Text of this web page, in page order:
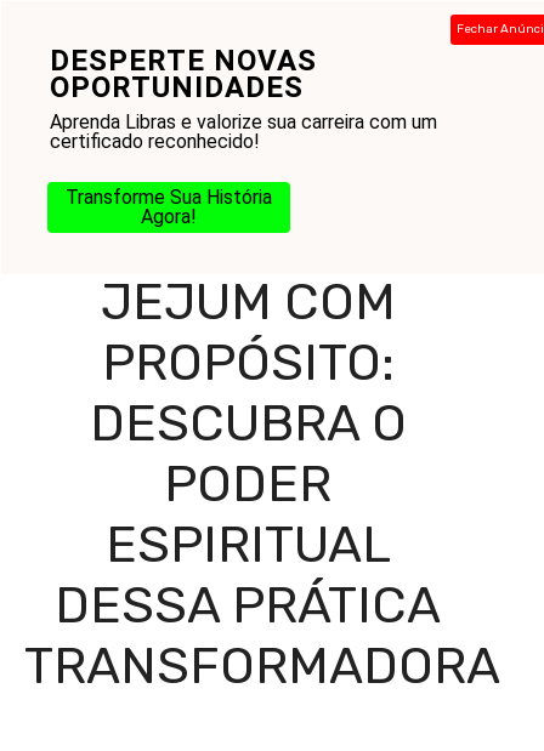
DESPERTE NOVAS
OPORTUNIDADES
Aprenda Libras e valorize sua carreira com um
certificado reconhecido!
Transforme Sua História
Agora!
Fechar
conteúdo
Home-Blog-Práticas Cristãs-Jejum e Caminhada
Espiritual-Jejum com Propósito: Descubra o Poder
Espiritual Dessa Prática Transformadora
JEJUM COM
PROPÓSITO:
DESCUBRA O
PODER
ESPIRITUAL
DESSA PRÁTICA
TRANSFORMADORA